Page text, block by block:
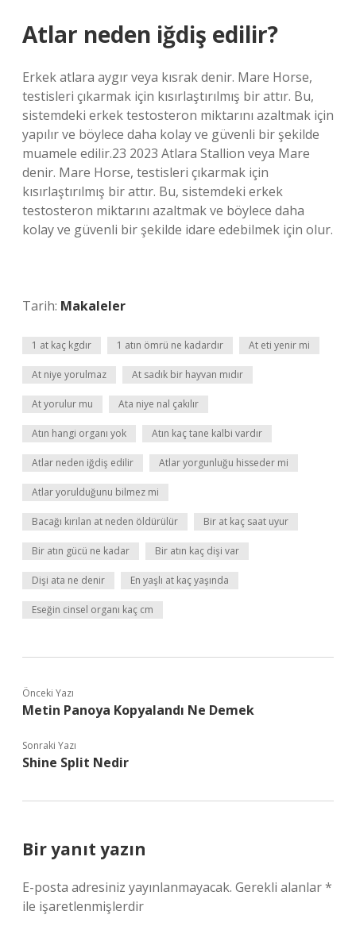
Atlar neden iğdiş edilir?
Erkek atlara aygır veya kısrak denir. Mare Horse,
testisleri çıkarmak için kısırlaştırılmış bir attır. Bu,
sistemdeki erkek testosteron miktarını azaltmak için
yapılır ve böylece daha kolay ve güvenli bir şekilde
muamele edilir.23 2023 Atlara Stallion veya Mare
denir. Mare Horse, testisleri çıkarmak için
kısırlaştırılmış bir attır. Bu, sistemdeki erkek
testosteron miktarını azaltmak ve böylece daha
kolay ve güvenli bir şekilde idare edebilmek için olur.
Tarih: Makaleler
1 at kaç kgdır 1 atın ömrü ne kadardır At eti yenir mi
At niye yorulmaz At sadık bir hayvan mıdır
At yorulur mu Ata niye nal çakılır
Atın hangi organı yok Atın kaç tane kalbi vardır
Atlar neden iğdiş edilir Atlar yorgunluğu hisseder mi
Atlar yorulduğunu bilmez mi
Bacağı kırılan at neden öldürülür Bir at kaç saat uyur
Bir atın gücü ne kadar Bir atın kaç dişi var
Dişi ata ne denir En yaşlı at kaç yaşında
Eseğin cinsel organı kaç cm
Önceki Yazı
Metin Panoya Kopyalandı Ne Demek
Sonraki Yazı
Shine Split Nedir
Bir yanıt yazın
E-posta adresiniz yayınlanmayacak. Gerekli alanlar*
ile işaretlenmişlerdir